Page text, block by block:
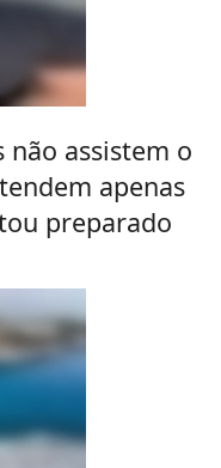
não assistem o
apenas
preparado